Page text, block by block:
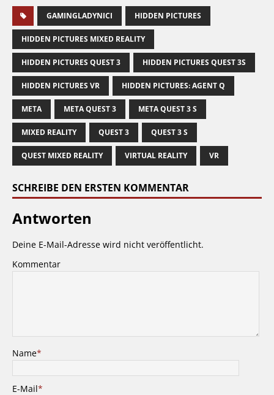
GAMINGLADYNICI HIDDEN PICTURES
HIDDEN PICTURES MIXED REALITY
HIDDEN PICTURES QUEST 3 HIDDEN PICTURES QUEST 3S
HIDDEN PICTURES VR HIDDEN PICTURES: AGENT Q
META META QUEST 3 META QUEST 3 S
MIXED REALITY QUEST 3 QUEST 3 S
QUEST MIXED REALITY VIRTUAL REALITY VR
SCHREIBE DEN ERSTEN KOMMENTAR
Antworten
Deine E-Mail-Adresse wird nicht veröffentlicht.
Kommentar
Name*
E-Mail*